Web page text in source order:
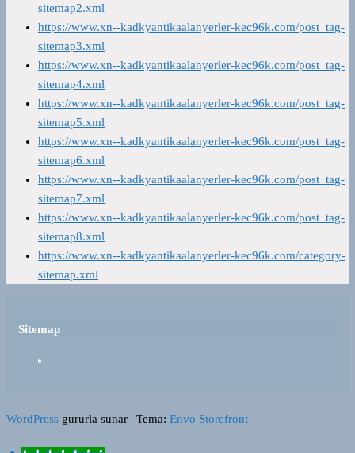
sitemap2.xml
https://www.xn--kadkyantikaalanyerler-kec96k.com/post_tag-
sitemap3.xml
https://www.xn--kadkyantikaalanyerler-kec96k.com/post_tag-
sitemap4.xml
https://www.xn--kadkyantikaalanyerler-kec96k.com/post_tag-
sitemap5.xml
https://www.xn--kadkyantikaalanyerler-kec96k.com/post_tag-
sitemap6.xml
https://www.xn--kadkyantikaalanyerler-kec96k.com/post_tag-
sitemap7.xml
https://www.xn--kadkyantikaalanyerler-kec96k.com/post_tag-
sitemap8.xml
https://www.xn--kadkyantikaalanyerler-kec96k.com/category-
sitemap.xml
Sitemap
WordPress gururla sunar | Tema: Envo Storefront